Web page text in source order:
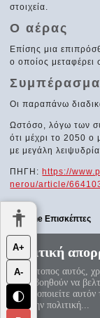
στοιχεία.
Ο αέρας
Επίσης μια
ο οποίος
Συμπέρασμα
Οι παραπάνω
Ωστόσο, λόγω των
ότι μέχρι το 2050 ο
με μεγάλη λειψυδρία.
ΠΗΓΗ:https://
nerou/article/
Online Επισκέπτες
Αυτήν τη στιγμή
κανένα μέλος
«Αεί ο Θεός
ορίση
φεύ,
Πολιτική
Ο ιστότοπος αυτός,
οποία βοηθούν να
χρησιμοποιείτε
αυτή την πολιτική...
Α+
Α-
🌓